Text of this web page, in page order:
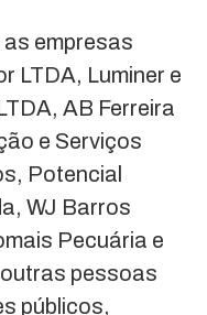
empresas
LTDA, Luminer e
AB Ferreira
e Serviços
Potencial
WJ Barros
Pecuária e
pessoas
públicos,